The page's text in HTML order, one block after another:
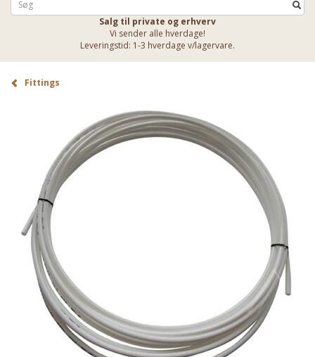
Salg til private og erhverv
Vi sender alle hverdage!
Leveringstid: 1-3 hverdage v/lagervare.
Fittings